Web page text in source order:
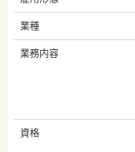
業種
業務内容
資格